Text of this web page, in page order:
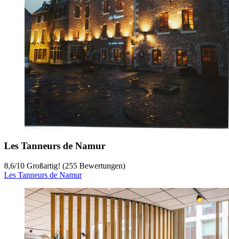
Les Tanneurs de Namur
8,6/10 Großartig! (255 Bewertungen)
Les Tanneurs de Namur